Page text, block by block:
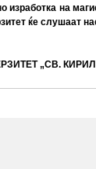
изработка на
ќе слушаат
„СВ.